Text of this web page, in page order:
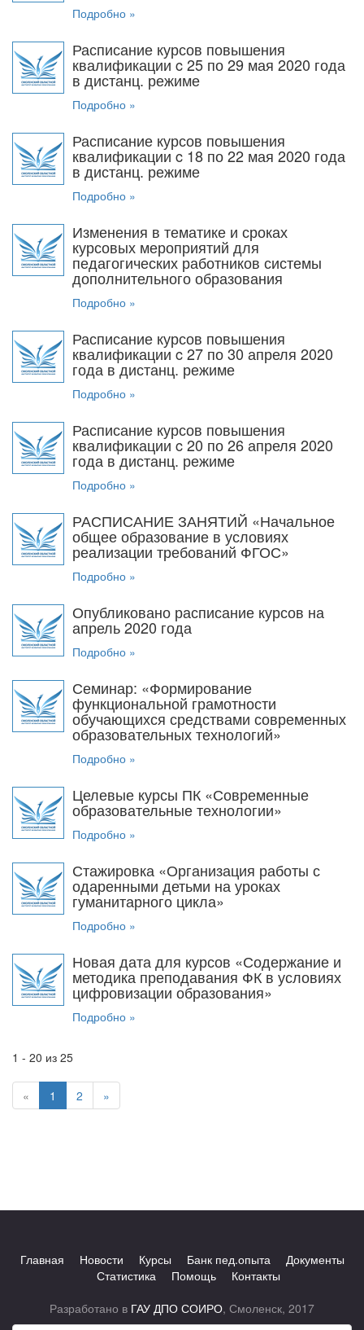
Подробно »
Расписание курсов повышения
квалификации c 25 по 29 мая 2020 года
в дистанц. режиме
Подробно »
Расписание курсов повышения
квалификации c 18 по 22 мая 2020 года
в дистанц. режиме
Подробно »
Изменения в тематике и сроках
курсовых мероприятий для
педагогических работников системы
дополнительного образования
Подробно »
Расписание курсов повышения
квалификации c 27 по 30 апреля 2020
года в дистанц. режиме
Подробно »
Расписание курсов повышения
квалификации c 20 по 26 апреля 2020
года в дистанц. режиме
Подробно »
РАСПИСАНИЕ ЗАНЯТИЙ «Начальное
общее образование в условиях
реализации требований ФГОС»
Подробно »
Опубликовано расписание курсов на
апрель 2020 года
Подробно »
Семинар: «Формирование
функциональной грамотности
обучающихся средствами современных
образовательных технологий»
Подробно »
Целевые курсы ПК «Современные
образовательные технологии»
Подробно »
Стажировка «Организация работы с
одаренными детьми на уроках
гуманитарного цикла»
Подробно »
Новая дата для курсов «Содержание и
методика преподавания ФК в условиях
цифровизации образования»
Подробно »
1 - 20 из 25
« 1 2 »
Главная Новости Курсы Банк пед.опыта
Документы
Статистика
Помощь
Контакты
Разработано в ГАУ ДПО СОИРО, Смоленск, 2017